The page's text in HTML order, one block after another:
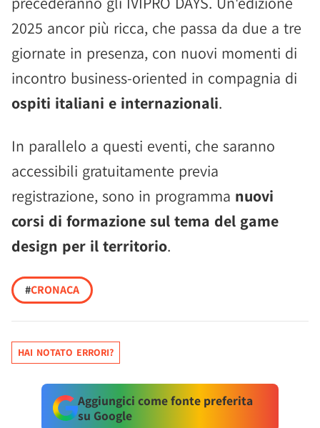
2025 ancor più ricca, che passa da due a tre
giornate in presenza, con nuovi momenti di
incontro business-oriented in compagnia di
ospiti italiani e internazionali.
In parallelo a questi eventi, che saranno
accessibili gratuitamente previa
registrazione, sono in programma nuovi
corsi di formazione sul tema del game
design per il territorio.
#CRONACA
HAI NOTATO ERRORI?
Aggiungici come fonte preferita
su Google